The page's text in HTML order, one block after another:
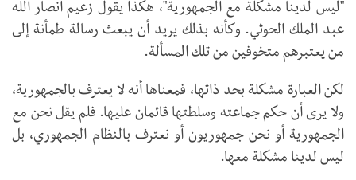
"ليس لدينا مشكلة مع الجمهورية"، هكذا يقول زعيم أنصار الله
عبد الملك الحوثي. وكأنه بذلك يريد أن يبعث رسالة طمأنة إلى
من يعتبرهم متخوفين من تلك المسألة.
لكن العبارة مشكلة بحد ذاتها، فمعناها أنه لا يعترف بالجمهورية،
ولا يرى أن حكم جماعته وسلطتها قائمان عليها. فلم يقل نحن مع
الجمهورية أو نحن جمهوريون أو نعترف بالنظام الجمهوري، بل
ليس لدينا مشكلة معها.